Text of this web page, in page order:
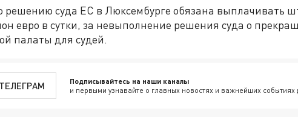
суда ЕС в Люксембурге обязана выплачивать
евро в сутки, за невыполнение решения суда о
палаты для судей.
ТЕЛЕГРАМ Подписывайтесь на наши каналы
и первыми узнавайте о главных новостях и важнейших событиях